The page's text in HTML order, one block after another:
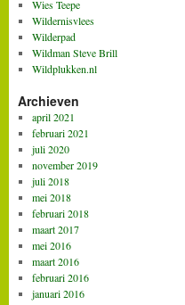
Wies Teepe
Wildernisvlees
Wilderpad
Wildman Steve Brill
Wildplukken.nl
Archieven
april 2021
februari 2021
juli 2020
november 2019
juli 2018
mei 2018
februari 2018
maart 2017
mei 2016
maart 2016
februari 2016
januari 2016